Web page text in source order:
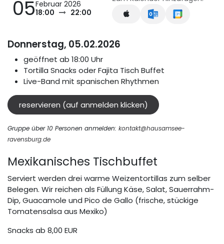
05Februar 2026
18:00
22:00
Donnerstag, 05.02.2026
geöffnet ab 18:00 Uhr
Tortilla Snacks oder Fajita Tisch Buffet
Live-Band mit spanischen Rhythmen
reservieren (auf anmelden klicken)
Gruppe über 10 Personen anmelden: kontakt@hausamsee-
ravensburg.de
Mexikanisches Tischbuffet
Serviert werden drei warme Weizentortillas zum selber
Belegen. Wir reichen als Füllung Käse, Salat, Sauerrahm-
Dip, Guacamole und Pico de Gallo (frische, stückige
Tomatensalsa aus Mexiko)
Snacks ab 8,00 EUR